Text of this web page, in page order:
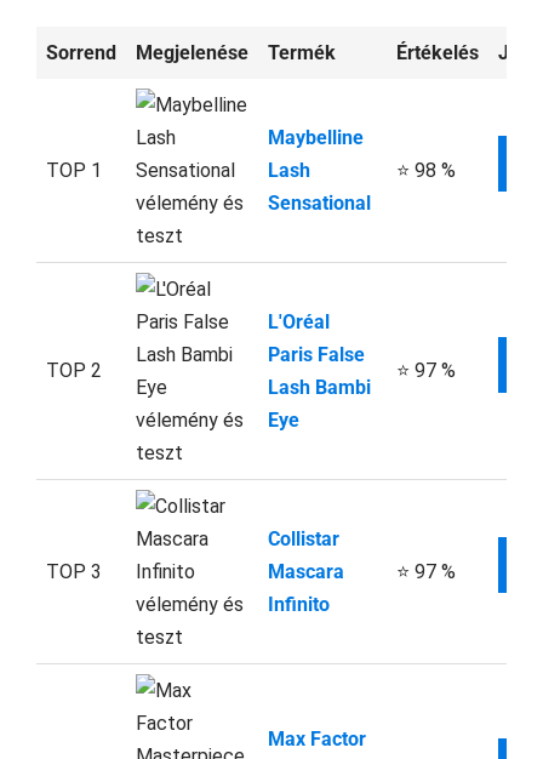
Sorrend Megjelenése Termék Értékelés
TOP 1
Maybelline
Lash
Sensational
⭐ 98 %
TOP 2
L'Oréal
Paris False
Lash Bambi
Eye
⭐ 97 %
TOP 3
Collistar
Mascara
Infinito
⭐ 97 %
Max Factor